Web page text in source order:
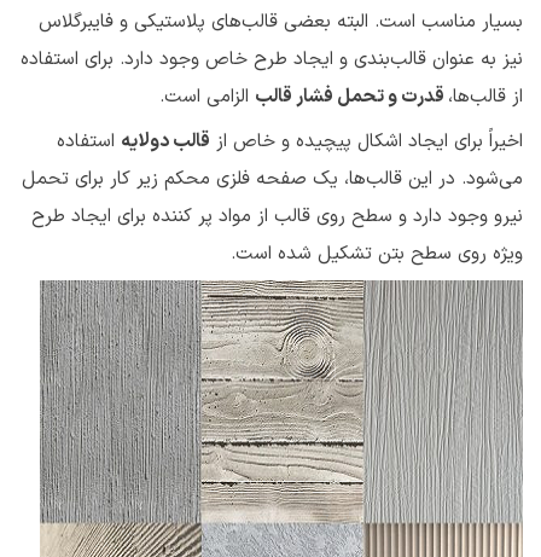
بسیار مناسب است. البته بعضی قالب‌های پلاستیکی و فایبرگلاس
نیز به عنوان قالب‌بندی و ایجاد طرح خاص وجود دارد. برای استفاده
از قالب‌ها، قدرت و تحمل فشار قالب الزامی است.
اخیراً برای ایجاد اشکال پیچیده و خاص از قالب دولایه استفاده
می‌شود. در این قالب‌ها، یک صفحه فلزی محکم زیر کار برای تحمل
نیرو وجود دارد و سطح روی قالب از مواد پر کننده برای ایجاد طرح
ویژه روی سطح بتن تشکیل شده است.